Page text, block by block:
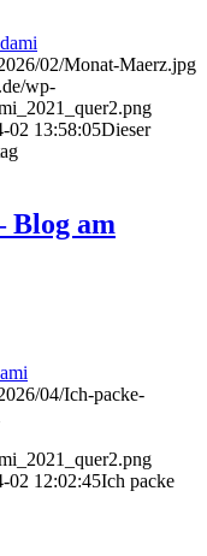
02/Monat-Maerz.jpg
wp-
02 13:58:05Dieser
Blog am
04/Ich-packe-
02 12:02:45Ich packe